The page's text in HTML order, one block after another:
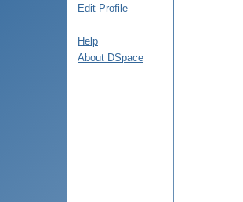
Edit Profile
Help
About DSpace